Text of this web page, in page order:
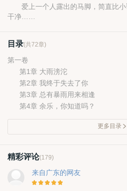
爱上一个人露出的马脚，简直比小
干净……
目录(共72章)
第一卷
第1章 大雨滂沱
第2章 我终于失去了你
第3章 总有暴雨用来相逢
第4章 余乐，你知道吗？
更多目录
精彩评论(179)
来自广东的网友